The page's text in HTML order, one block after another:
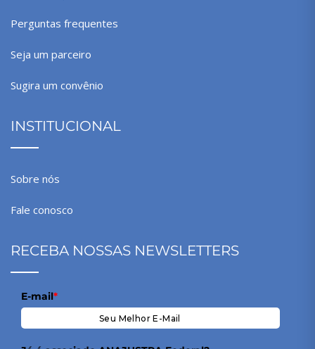
Perguntas frequentes
Seja um parceiro
Sugira um convênio
INSTITUCIONAL
Sobre nós
Fale conosco
RECEBA NOSSAS NEWSLETTERS
E-mail*